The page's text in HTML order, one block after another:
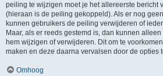
peiling te wijzigen moet je het allereerste bericht
(hieraan is de peiling gekoppeld). Als er nog
kunnen gebruikers de peiling verwijderen of
Maar, als er reeds gestemd is, dan kunnen
hem wijzigen of verwijderen. Dit om te
maken en deze daarna vervalsen door de opties
Omhoog